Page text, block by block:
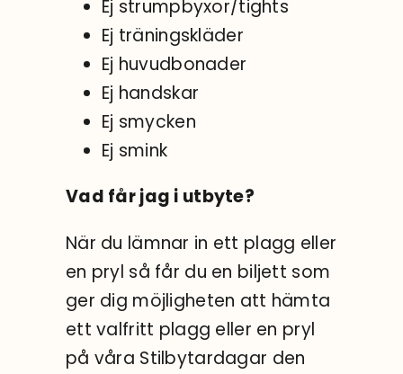
Ej strumpbyxor/tights
Ej träningskläder
Ej huvudbonader
Ej handskar
Ej smycken
Ej smink
Vad får jag i utbyte?
När du lämnar in ett plagg eller
en pryl så får du en biljett som
ger dig möjligheten att hämta
ett valfritt plagg eller en pryl
på våra Stilbytardagar den